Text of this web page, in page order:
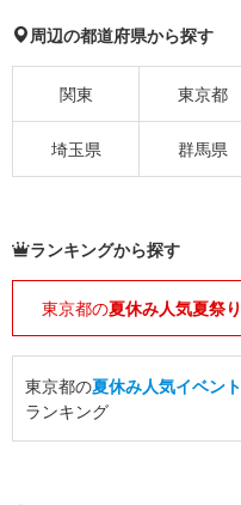
周辺の都道府県から探す
関東 東京都
埼玉県 群馬県
ランキングから探す
東京都の夏休み人気夏祭り
東京都の夏休み人気イベント
ランキング